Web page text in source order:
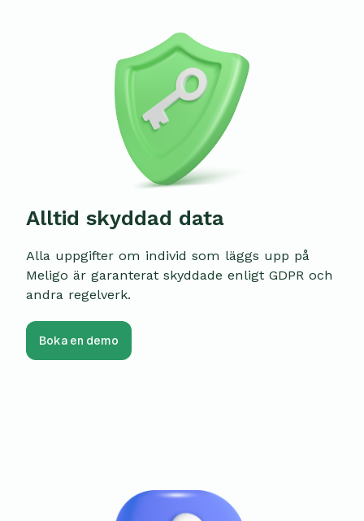
Alltid skyddad data
Alla uppgifter om individ som läggs upp på
Meligo är garanterat skyddade enligt GDPR och
andra regelverk.
Boka en demo